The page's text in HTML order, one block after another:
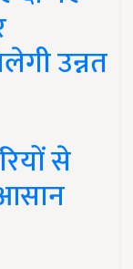
उन्नत
से